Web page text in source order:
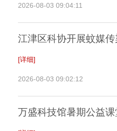
2026-08-03 09:04:11
江津区科协开展蚊媒
[详细]
2026-08-03 09:02:12
万盛科技馆暑期公益